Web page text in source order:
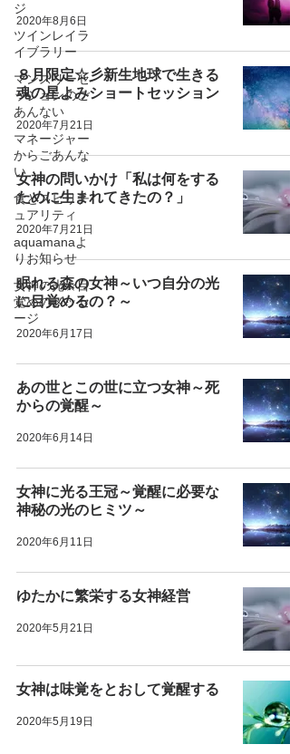
ジ
ツインレイラ
イブラリー
マンスリーセ
ッションのご
あんない
マネージャー
からごあんな
い
食とスピリチ
ュアリティ
aquamanaよ
りお知らせ
女神の光☆目
覚めのメッセ
ージ
2020年8月6日
８月限定☆彡新生地球で生きる
魂の星よみショートセッション
2020年7月21日
女神の問いかけ「私は何をする
ために生まれてきたの？」
2020年7月21日
眠れる森の女神～いつ自分の光
に目覚めるの？～
2020年6月17日
あの世とこの世に立つ女神～死
からの覚醒～
2020年6月14日
女神に光る王冠～覚醒に必要な
神秘の光のヒミツ～
2020年6月11日
ゆたかに繁栄する女神経営
2020年5月21日
女神は味覚をとおして覚醒する
2020年5月19日